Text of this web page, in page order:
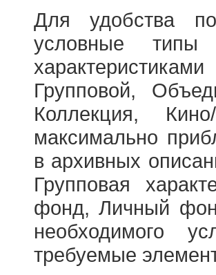
Для удобства
условные
Групповой,
Коллекция,
максимально
в архивных
Групповая
фонд, Личный
необходимого
требуемые